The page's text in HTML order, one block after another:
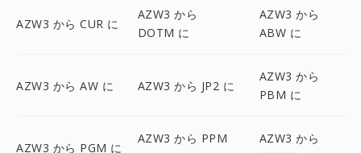
AZW3 から CUR に
AZW3 から
DOTM に
AZW3 から
ABW に
AZW3 から AW に AZW3 から JP2 に
AZW3 から
PBM に
AZW3 から PGM に
AZW3 から PPM
AZW3 から